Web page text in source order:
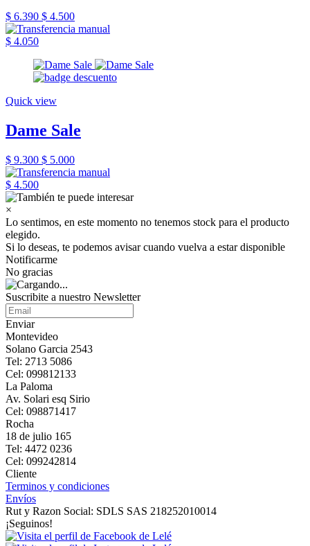
$ 6.390 $ 4.500
$ 4.050
Quick view
Dame Sale
$ 9.300 $ 5.000
$ 4.500
×
Lo sentimos, en este momento no tenemos stock para el producto
elegido.
Si lo deseas, te podemos avisar cuando vuelva a estar disponible
Notificarme
No gracias
Suscribite a nuestro Newsletter
Enviar
Montevideo
Solano Garcia 2543
Tel: 2713 5086
Cel: 099812133
La Paloma
Av. Solari esq Sirio
Cel: 098871417
Rocha
18 de julio 165
Tel: 4472 0236
Cel: 099242814
Cliente
Terminos y condiciones
Envíos
Rut y Razon Social: SDLS SAS 218252010014
¡Seguinos!